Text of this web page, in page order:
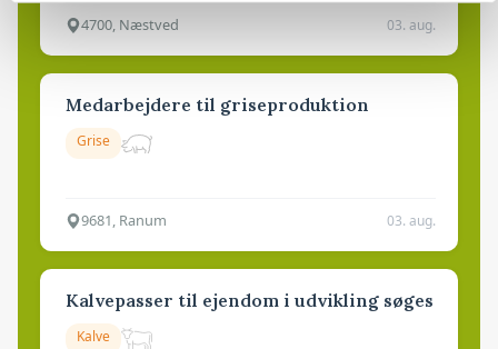
4700, Næstved 03. aug.
Medarbejdere til griseproduktion
Grise
9681, Ranum 03. aug.
Kalvepasser til ejendom i udvikling søges
Kalve